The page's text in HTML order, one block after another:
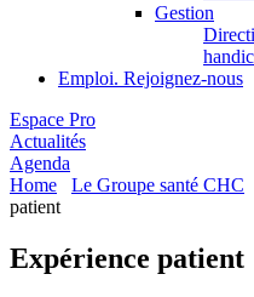
Gestion
Emploi. Rejoignez-nous
Espace Pro
Actualités
Agenda
Home
Le Groupe santé CHC
patient
Expérience patient